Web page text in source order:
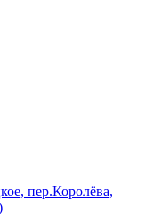
пер.Королёва,